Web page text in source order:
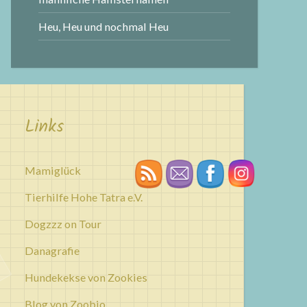
Heu, Heu und nochmal Heu
Links
Mamiglück
Tierhilfe Hohe Tatra e.V.
Dogzzz on Tour
Danagrafie
Hundekekse von Zookies
Blog von Zoobio